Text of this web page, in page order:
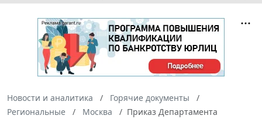
Новости и аналитика
Горячие документы
Региональные
Москва
Приказ Департамента